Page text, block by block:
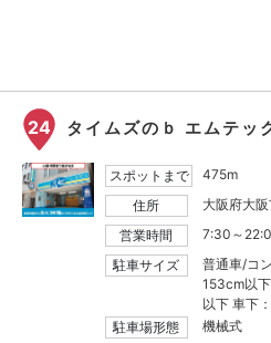
24 タイムズのｂ エムテッ
スポットまで
475m
住所
大阪府大
営業時間
7:30～
駐車サイズ
普通車/コ
153cm以
以下 車下
駐車場形態
機械式